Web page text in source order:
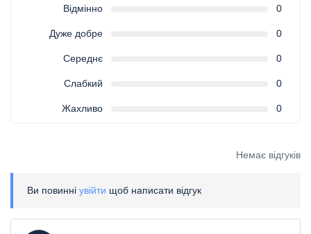
Відмінно 0
Дуже добре 0
Середнє 0
Слабкий 0
Жахливо 0
Немає відгуків
Ви повинні увійти щоб написати відгук